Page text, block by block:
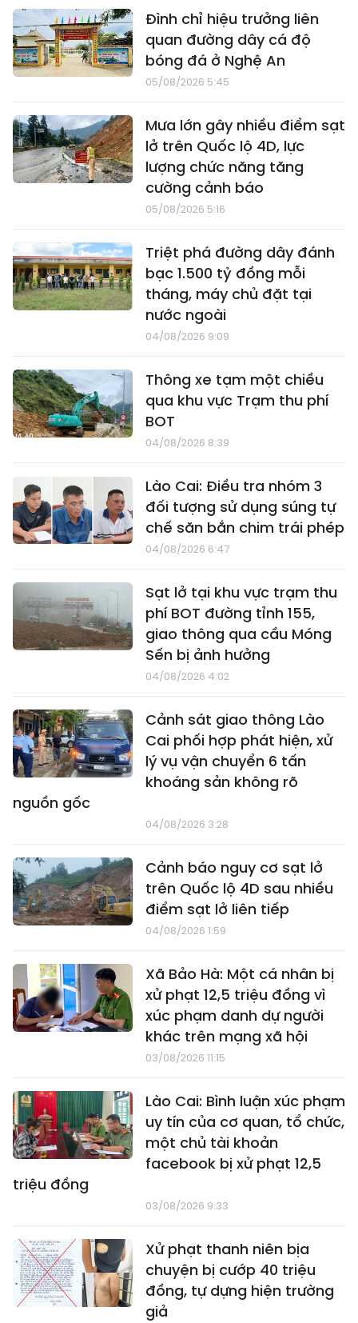
Đình chỉ hiệu trưởng liên
quan đường dây cá độ
bóng đá ở Nghệ An
05/08/2026 5:45
Mưa lớn gây nhiều điểm sạt
lở trên Quốc lộ 4D, lực
lượng chức năng tăng
cường cảnh báo
05/08/2026 5:16
Triệt phá đường dây đánh
bạc 1.500 tỷ đồng mỗi
tháng, máy chủ đặt tại
nước ngoài
04/08/2026 9:09
Thông xe tạm một chiều
qua khu vực Trạm thu phí
BOT
04/08/2026 8:39
Lào Cai: Điều tra nhóm 3
đối tượng sử dụng súng tự
chế săn bắn chim trái phép
04/08/2026 6:47
Sạt lở tại khu vực trạm thu
phí BOT đường tỉnh 155,
giao thông qua cầu Móng
Sến bị ảnh hưởng
04/08/2026 4:02
Cảnh sát giao thông Lào
Cai phối hợp phát hiện, xử
lý vụ vận chuyển 6 tấn
khoáng sản không rõ
nguồn gốc
04/08/2026 3:28
Cảnh báo nguy cơ sạt lở
trên Quốc lộ 4D sau nhiều
điểm sạt lở liên tiếp
04/08/2026 1:59
Xã Bảo Hà: Một cá nhân bị
xử phạt 12,5 triệu đồng vì
xúc phạm danh dự người
khác trên mạng xã hội
03/08/2026 11:15
Lào Cai: Bình luận xúc phạm
uy tín của cơ quan, tổ chức,
một chủ tài khoản
facebook bị xử phạt 12,5
triệu đồng
03/08/2026 9:33
Xử phạt thanh niên bịa
chuyện bị cướp 40 triệu
đồng, tự dựng hiện trường
giả